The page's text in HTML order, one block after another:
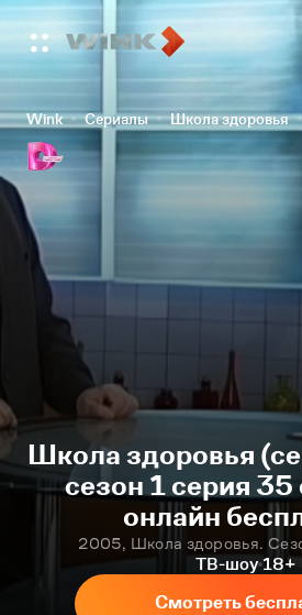
Wink Сериалы Школа здоровья
Школа здоровья
сезон 1 серия
онлайн
2005, Школа здоровья.
ТВ-шоу 18+
Смотреть